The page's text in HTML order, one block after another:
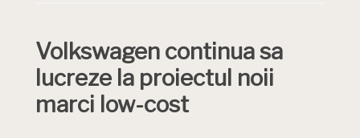
Volkswagen continua sa
lucreze la proiectul noii
marci low-cost